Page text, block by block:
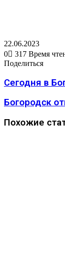
22.06.2023
0
317 Время
Вконтакте
Одноклассники
WhatsApp
Telegram
Viber
Поделиться
электронную
почту
Печатать
Поделиться
через
электронную
почту
Сегодня в
Богородск
Похожие